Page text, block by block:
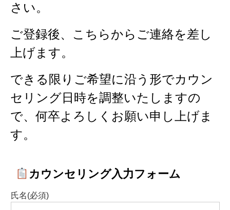
さい。
ご登録後、こちらからご連絡を差し
上げます。
できる限りご希望に沿う形でカウン
セリング日時を調整いたしますの
で、何卒よろしくお願い申し上げま
す。
カウンセリング入力フォーム
氏名(必須)